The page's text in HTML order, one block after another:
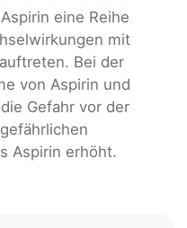
eine Reihe
mit
Bei der
von Aspirin und
Gefahr vor der
Aspirin erhöht.